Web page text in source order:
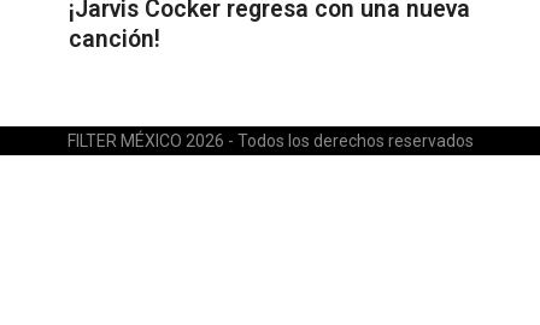
¡Jarvis Cocker regresa con una nueva
canción!
FILTER MÉXICO 2026 - Todos los derechos reservados